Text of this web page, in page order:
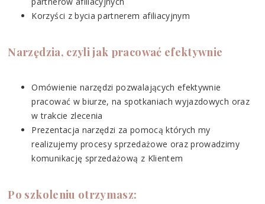
Korzyści z bycia partnerem afiliacyjnym
Narzędzia, czyli jak pracować efektywnie
Omówienie narzędzi pozwalających efektywnie
pracować w biurze, na spotkaniach wyjazdowych oraz
w trakcie zlecenia
Prezentacja narzędzi za pomocą których my
realizujemy procesy sprzedażowe oraz prowadzimy
komunikację sprzedażową z Klientem
Po szkoleniu otrzymasz: